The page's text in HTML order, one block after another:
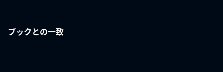
ブックとの一致